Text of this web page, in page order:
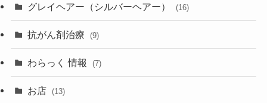
グレイヘアー（シルバーヘアー） (16)
抗がん剤治療 (9)
わらっく 情報 (7)
お店 (13)